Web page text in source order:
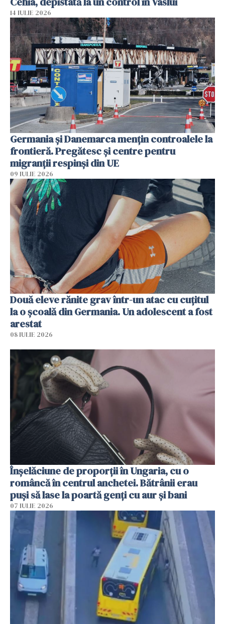
14 IULIE 2026
Germania și Danemarca mențin controalele la
frontieră. Pregătesc și centre pentru
migranții respinși din UE
09 IULIE 2026
Două eleve rănite grav într-un atac cu cuțitul
la o școală din Germania. Un adolescent a fost
arestat
08 IULIE 2026
Înșelăciune de proporții în Ungaria, cu o
româncă în centrul anchetei. Bătrânii erau
puși să lase la poartă genți cu aur și bani
07 IULIE 2026